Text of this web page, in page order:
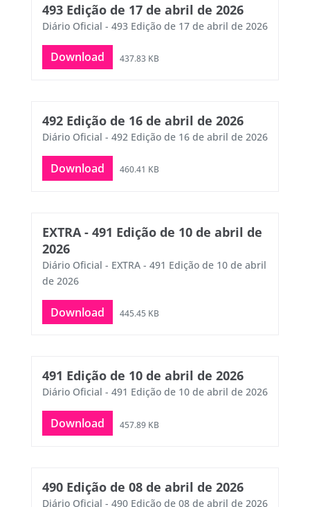
493 Edição de 17 de abril de 2026
Diário Oficial - 493 Edição de 17 de abril de 2026
Download 437.83 KB
492 Edição de 16 de abril de 2026
Diário Oficial - 492 Edição de 16 de abril de 2026
Download 460.41 KB
EXTRA - 491 Edição de 10 de abril de
2026
Diário Oficial - EXTRA - 491 Edição de 10 de abril
de 2026
Download 445.45 KB
491 Edição de 10 de abril de 2026
Diário Oficial - 491 Edição de 10 de abril de 2026
Download 457.89 KB
490 Edição de 08 de abril de 2026
Diário Oficial - 490 Edição de 08 de abril de 2026